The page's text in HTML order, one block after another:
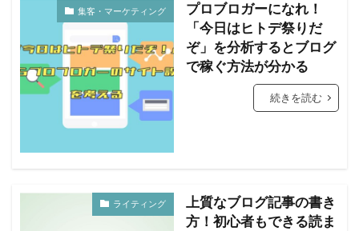
集客・マーケティング
プロブロガーになれ！
「今日はヒトデ祭りだ
ぞ」を分析するとブログ
で稼ぐ方法が分かる
続きを読む
ライティング
上質なブログ記事の書き
方！初心者もできる読ま